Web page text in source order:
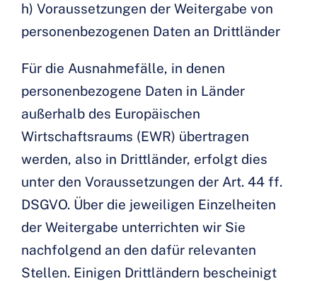
h) Voraussetzungen der Weitergabe von
personenbezogenen Daten an Drittländer
Für die Ausnahmefälle, in denen
personenbezogene Daten in Länder
außerhalb des Europäischen
Wirtschaftsraums (EWR) übertragen
werden, also in Drittländer, erfolgt dies
unter den Voraussetzungen der Art. 44 ff.
DSGVO. Über die jeweiligen Einzelheiten
der Weitergabe unterrichten wir Sie
nachfolgend an den dafür relevanten
Stellen. Einigen Drittländern bescheinigt